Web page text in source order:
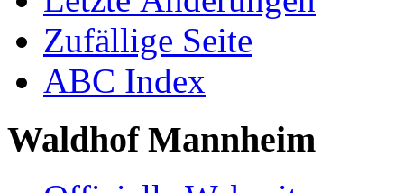
Zufällige Seite
ABC Index
Waldhof Mannheim